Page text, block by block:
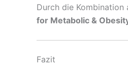
Durch die Kombination
for Metabolic &
Fazit